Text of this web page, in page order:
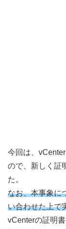
今回は、
ので、新しく証
た。
なお、本事象に
い合わせた上で
vCenterの証明